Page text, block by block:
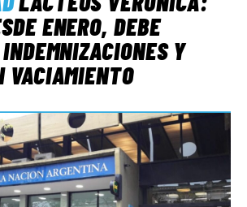
ENERO, DEBE
Y
VACIAMIENTO